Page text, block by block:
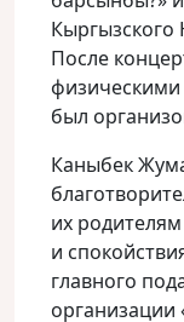
Кыргызского
После
был
Каныбек
их
и
главного
организации